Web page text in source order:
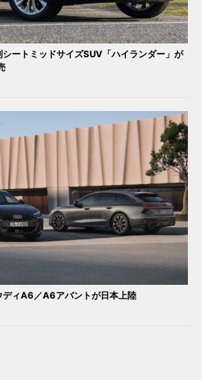
シートミッドサイズSUV「ハイランダー」が
ディA6／A6アバントが日本上陸